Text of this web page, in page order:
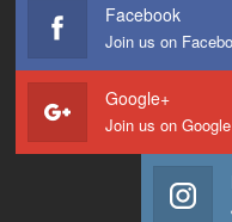
Facebook
Join us on
Google+
Join us on Google